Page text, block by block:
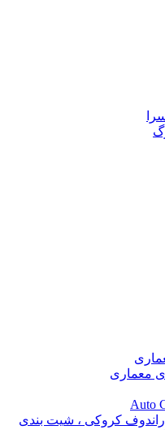
معماری
کروکی ، شیت بندی